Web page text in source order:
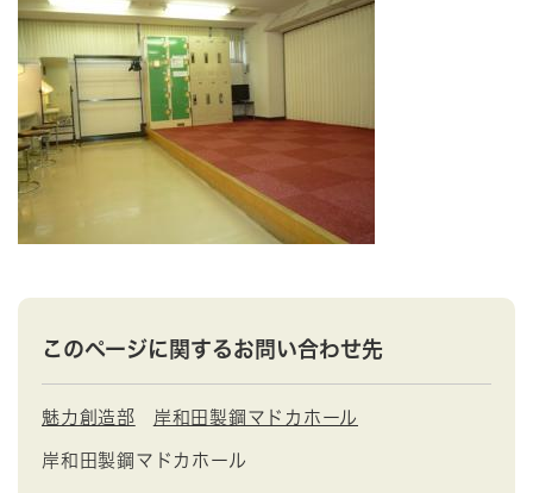
このページに関するお問い合わせ先
魅力創造部 岸和田製鋼マドカホール
岸和田製鋼マドカホール